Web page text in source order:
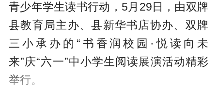
青少年学生读书行动，5月29日，由双牌
县教育局主办、县新华书店协办、双牌
三小承办的“书香润校园·悦读向未
来”庆“六一”中小学生阅读展演活动精彩
举行。